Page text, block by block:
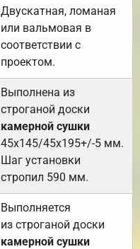
Двускатная, ломаная
или вальмовая в
соответствии с
проектом.
Выполнена из
строганой доски
камерной сушки
45х145/45х195+/-5 мм.
Шаг установки
стропил 590 мм.
Выполняется
из строганой доски
камерной сушки